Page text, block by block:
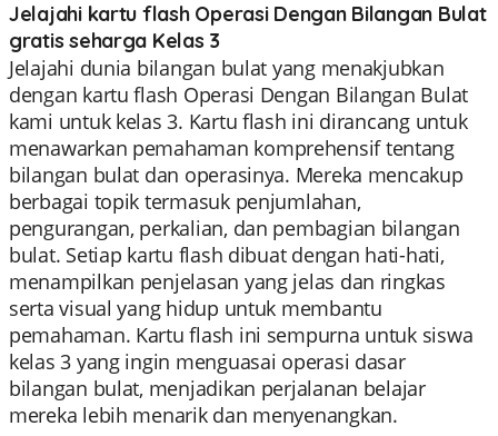
Jelajahi kartu flash Operasi Dengan Bilangan Bulat
gratis seharga Kelas 3
Jelajahi dunia bilangan bulat yang menakjubkan
dengan kartu flash Operasi Dengan Bilangan Bulat
kami untuk kelas 3. Kartu flash ini dirancang untuk
menawarkan pemahaman komprehensif tentang
bilangan bulat dan operasinya. Mereka mencakup
berbagai topik termasuk penjumlahan,
pengurangan, perkalian, dan pembagian bilangan
bulat. Setiap kartu flash dibuat dengan hati-hati,
menampilkan penjelasan yang jelas dan ringkas
serta visual yang hidup untuk membantu
pemahaman. Kartu flash ini sempurna untuk siswa
kelas 3 yang ingin menguasai operasi dasar
bilangan bulat, menjadikan perjalanan belajar
mereka lebih menarik dan menyenangkan.